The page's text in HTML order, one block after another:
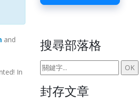
and
In
搜尋部落格
封存文章